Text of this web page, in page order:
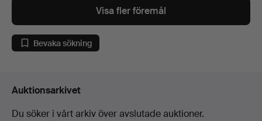
Visa fler föremål
Bevaka sökning
Auktionsarkivet
Du söker i vårt arkiv över avslutade auktioner.